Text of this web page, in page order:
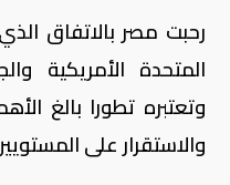
رحبت مصر بالاتفاق
المتحدة الأمريكية
وتعتبره تطورا بالغ
والاستقرار على